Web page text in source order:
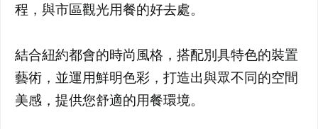
程，與市區觀光用餐的好去處。
結合紐約都會的時尚風格，搭配別具特色的裝置
藝術，並運用鮮明色彩，打造出與眾不同的空間
美感，提供您舒適的用餐環境。